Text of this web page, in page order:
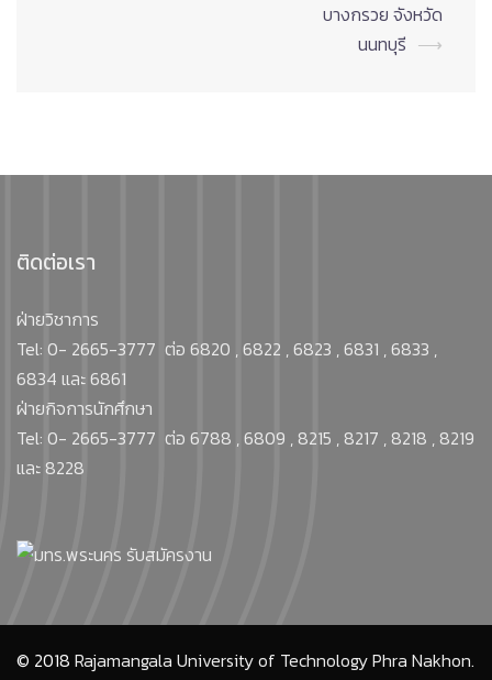
บางกรวย จังหวัด
นนทบุรี ⟶
ติดต่อเรา
ฝ่ายวิชาการ
Tel: 0- 2665-3777 ต่อ 6820 , 6822 , 6823 , 6831 , 6833 ,
6834 และ 6861
ฝ่ายกิจการนักศึกษา
Tel: 0- 2665-3777 ต่อ 6788 , 6809 , 8215 , 8217 , 8218 , 8219
และ 8228
© 2018 Rajamangala University of Technology Phra Nakhon.